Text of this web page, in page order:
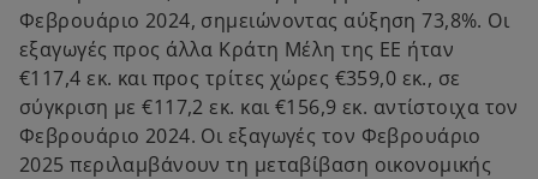
Φεβρουάριο 2024, σημειώνοντας αύξηση 73,8%. Οι
εξαγωγές προς άλλα Κράτη Μέλη της ΕΕ ήταν
€117,4 εκ. και προς τρίτες χώρες €359,0 εκ., σε
σύγκριση με €117,2 εκ. και €156,9 εκ. αντίστοιχα τον
Φεβρουάριο 2024. Οι εξαγωγές τον Φεβρουάριο
2025 περιλαμβάνουν τη μεταβίβαση οικονομικής